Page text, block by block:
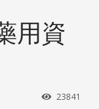
用資
瀏覽次數
23841